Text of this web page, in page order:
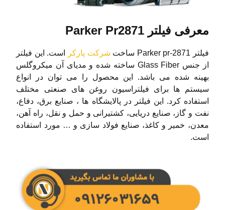
معرفی فیلتر Parker Pr2871
فیلتر Parker pr-2871 ساخت شرکت پارکر
است. این فیلتر
از جنس Glass Fiber ساخته شده و مدیای آن میکروگلس
بهینه شده می باشد. این محصول را می توان در انواع
سیستم ها برای فیلتراسیون روغن های صنعتی مختلف
استفاده کرد. این فیلتر در پالایشگاه ها ، صنایع برق، دفاع،
نفت و گاز، صنایع دریایی، کشتیرانی و حمل و نقل، راه آهن،
معدن، خمیر و کاغذ، صنایع فولاد سازی و … مورد استفاده
است.